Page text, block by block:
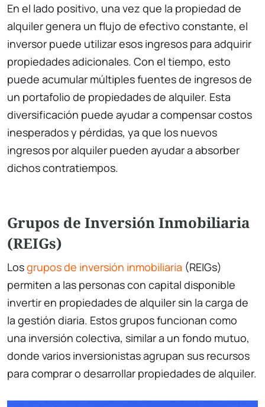
En el lado positivo, una vez que la propiedad de
alquiler genera un flujo de efectivo constante, el
inversor puede utilizar esos ingresos para adquirir
propiedades adicionales. Con el tiempo, esto
puede acumular múltiples fuentes de ingresos de
un portafolio de propiedades de alquiler. Esta
diversificación puede ayudar a compensar costos
inesperados y pérdidas, ya que los nuevos
ingresos por alquiler pueden ayudar a absorber
dichos contratiempos.
Grupos de Inversión Inmobiliaria
(REIGs)
Losgrupos de inversión inmobiliaria (REIGs)
permiten a las personas con capital disponible
invertir en propiedades de alquiler sin la carga de
la gestión diaria. Estos grupos funcionan como
una inversión colectiva, similar a un fondo mutuo,
donde varios inversionistas agrupan sus recursos
para comprar o desarrollar propiedades de alquiler.